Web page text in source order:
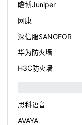
瞻博Juniper
网康
深信服SANGFOR
华为防火墙
H3C防火墙
思科语音
AVAYA